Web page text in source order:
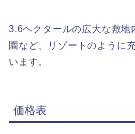
3.6ヘクタールの広大な敷地
園など、リゾートのように
います。
価格表